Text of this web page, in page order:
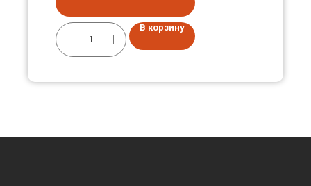
В корзину